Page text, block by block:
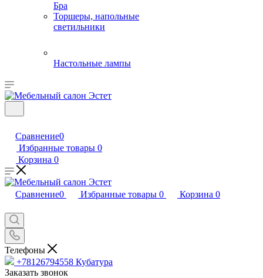
Бра
Торшеры, напольные
светильники
Настольные лампы
Сравнение0
Избранные товары 0
Корзина 0
Сравнение0 Избранные товары 0 Корзина 0
Телефоны
+78126794558 Кубатура
Заказать звонок